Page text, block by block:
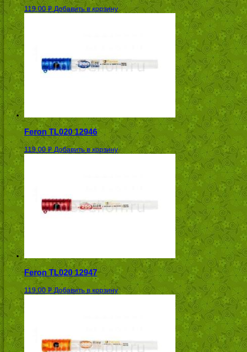
119.00Р Добавить в корзину
Feron TL020 12946
119.00Р Добавить в корзину
Feron TL020 12947
119.00Р Добавить в корзину